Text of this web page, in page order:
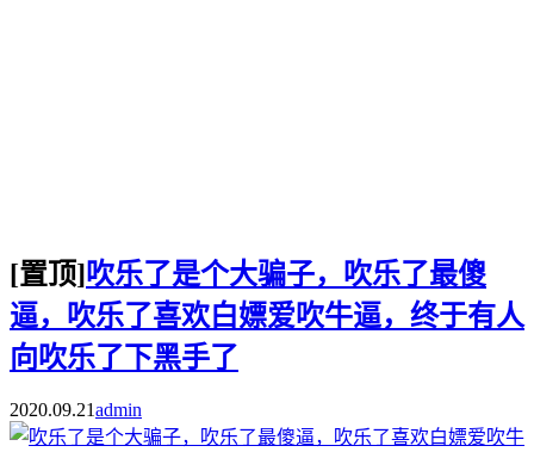
[置顶]吹乐了是个大骗子，吹乐了最傻
逼，吹乐了喜欢白嫖爱吹牛逼，终于有人
向吹乐了下黑手了
2020.09.21admin